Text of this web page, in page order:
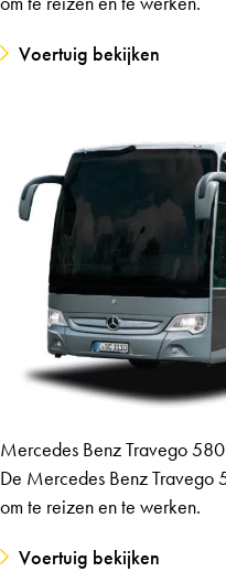
Voertuig bekijken
Mercedes Benz Travego 580
De Mercedes Benz Travego
om te reizen en te werken.
Voertuig bekijken